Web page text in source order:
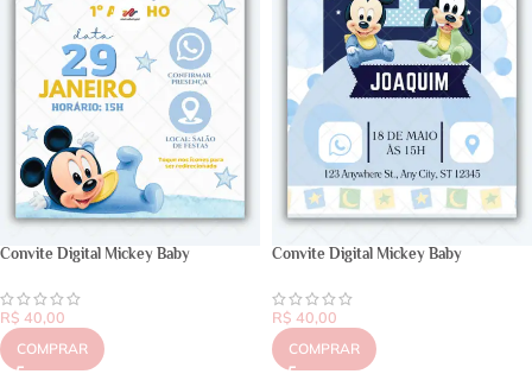
Convite Digital Mickey Baby
R$ 40,00
COMPRAR
Convite Digital Mickey Baby
R$ 40,00
COMPRAR